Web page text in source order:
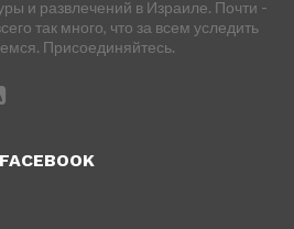
и развлечений в Израиле. Почти -
так много, что за всем уследить
Присоединяйтесь.
FACEBOOK